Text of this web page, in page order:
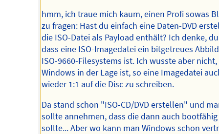
hmm, ich traue mich kaum, einen Profi sowas
zu fragen: Hast du einfach eine Daten-DVD
die ISO-Datei als Payload enthält? Ich denke,
dass eine ISO-Imagedatei ein bitgetreues
ISO-9660-Filesystems ist. Ich wusste aber nicht,
Windows in der Lage ist, so eine Imagedatei
wieder 1:1 auf die Disc zu schreiben.
Da stand schon "ISO-CD/DVD erstellen" und
sollte annehmen, dass die dann auch bootfähig
sollte... Aber wo kann man Windows schon